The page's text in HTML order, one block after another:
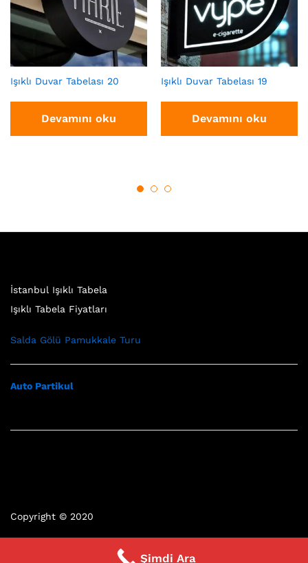
Işıklı Duvar Tabelası 20
Devamını oku
Işıklı Duvar Tabelası 19
Devamını oku
İstanbul Işıklı Tabela
Işıklı Tabela Fiyatları
Salda Gölü Pamukkale Turu
Auto Partikul
Copyright © 2020
Şimdi Ara